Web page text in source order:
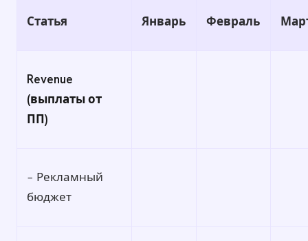
Статья Январь Февраль
Revenue
(выплаты от
ПП)
− Рекламный
бюджет